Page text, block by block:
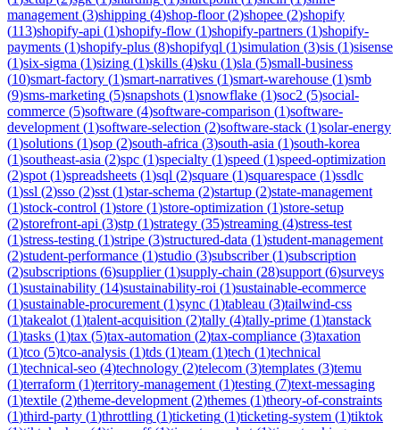
management (3)shipping (4)shop-floor(2)shopee (2)shopify
(113)shopify-api (1)shopify-flow (1)shopify-partners (1)shopify-
payments (1)shopify-plus (8)shopifyql (1)simulation (3)sis (1)sisense
(1)six-sigma (1)sizing (1)skills (4)sku (1)sla (5)small-business
(10)smart-factory (1)smart-narratives (1)smart-warehouse (1)smb
(9)sms-marketing (5)snapshots (1)snowflake (1)soc2 (5)social-
commerce (5)software (4)software-comparison (1)software-
development (1)software-selection (2)software-stack (1)solar-energy
(1)solutions (1)sop (2)south-africa (3)south-asia (1)south-korea
(1)southeast-asia (2)spc (1)specialty (1)speed (1)speed-optimization
(2)spot (1)spreadsheets (1)sql (2)square (1)squarespace (1)ssdlc
(1)ssl (2)sso (2)sst (1)star-schema (2)startup (2)state-management
(1)stock-control (1)store (1)store-optimization (1)store-setup
(2)storefront-api (3)stp (1)strategy (35)streaming (4)stress-test
(1)stress-testing (1)stripe (3)structured-data (1)student-management
(2)student-performance (1)studio (3)subscriber(1)subscription
(2)subscriptions (6)supplier(1)supply-chain (28)support (6)surveys
(1)sustainability (14)sustainability-roi (1)sustainable-ecommerce
(1)sustainable-procurement (1)sync (1)tableau (3)tailwind-css
(1)takealot (1)talent-acquisition (2)tally (4)tally-prime (1)tanstack
(1)tasks (1)tax (5)tax-automation (2)tax-compliance (3)taxation
(1)tco (5)tco-analysis (1)tds (1)team (1)tech (1)technical
(1)technical-seo (4)technology (2)telecom (3)templates (3)temu
(1)terraform (1)territory-management (1)testing (7)text-messaging
(1)textile (2)theme-development (2)themes (1)theory-of-constraints
(1)third-party (1)throttling (1)ticketing (1)ticketing-system (1)tiktok